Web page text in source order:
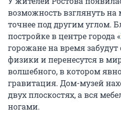
возможность взглянуть
точнее под другим углом.
постройке в центре города «
горожане на время забудут
физики и перенесутся в
волшебного, в котором явно
гравитация. Дом-музей
двух плоскостях, а вся
ногами.